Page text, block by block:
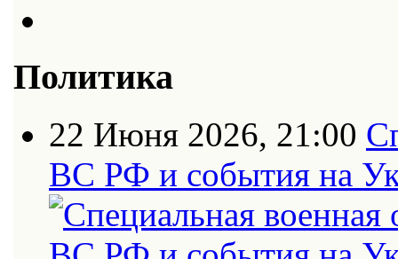
Политика
22 Июня 2026, 21:00
ВС РФ и события на